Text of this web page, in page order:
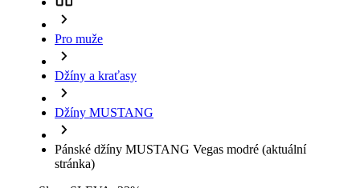
Džíny MUSTANG
Pánské džíny MUSTANG Vegas modré
stránka)
Sleva SLEVA -33%